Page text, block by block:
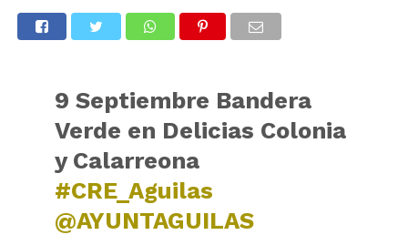
9 Septiembre Bandera
Verde en Delicias Colonia
y Calarreona
#CRE_Aguilas
@AYUNTAGUILAS